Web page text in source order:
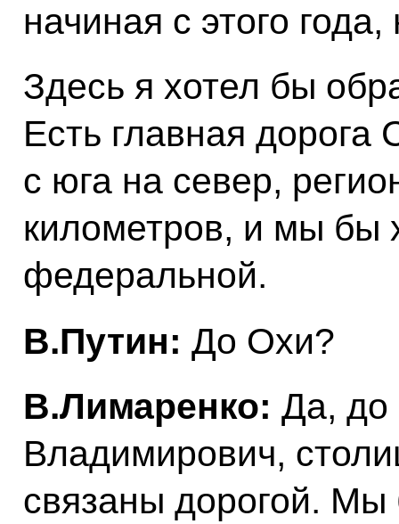
начиная с этого
Здесь я хотел бы
Есть главная дорога
с юга на север,
километров, и мы бы
федеральной.
В.Путин: До Охи?
В.Лимаренко: Да,
Владимирович,
связаны дорогой.